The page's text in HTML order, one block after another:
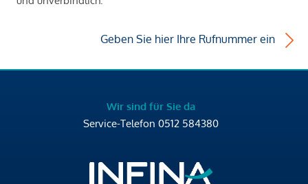
Geben Sie hier Ihre Rufnummer ein
Wir sind für Sie da
Service-Telefon 0512 584380